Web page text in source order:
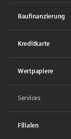
Baufinanzierung
Kreditkarte
Wertpapiere
Services
Filialen